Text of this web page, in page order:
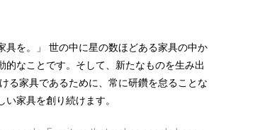
を。」 世の中に星の数ほどある家具の中か
なことです。そして、新たなものを生み出
る家具であるために、常に研鑽を怠ることな
家具を創り続けます。